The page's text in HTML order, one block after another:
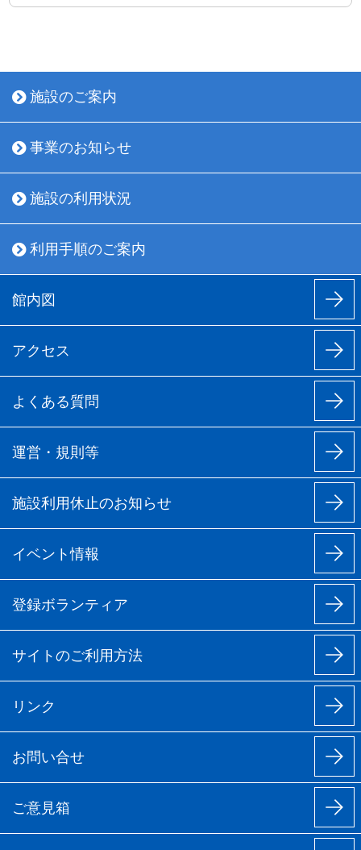
21日 休館日
23日
24日
26日
28日
29日
31日
施設のご案内
事業のお知らせ
施設の利用状況
利用手順のご案内
館内図
アクセス
よくある質問
運営・規則等
施設利用休止のお知らせ
イベント情報
登録ボランティア
サイトのご利用方法
リンク
お問い合せ
ご意見箱